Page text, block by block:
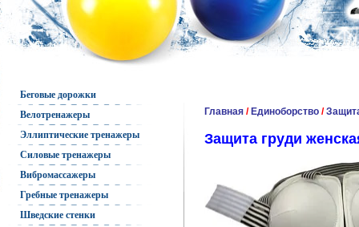
Беговые дорожки
Велотренажеры
Эллиптические тренажеры
Силовые тренажеры
Вибромассажеры
Гребные тренажеры
Шведские стенки
Главная / Единоборство /
Защита груди